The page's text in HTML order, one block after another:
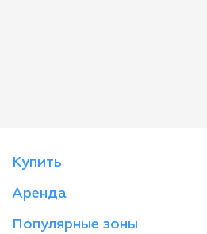
Купить
Аренда
Популярные зоны